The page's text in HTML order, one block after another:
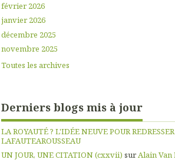
février 2026
janvier 2026
décembre 2025
novembre 2025
Toutes les archives
Derniers blogs mis à jour
LA ROYAUTÉ ? L'IDÉE NEUVE POUR
LAFAUTEAROUSSEAU
UN JOUR, UNE CITATION (cxxvii) surAlain Van